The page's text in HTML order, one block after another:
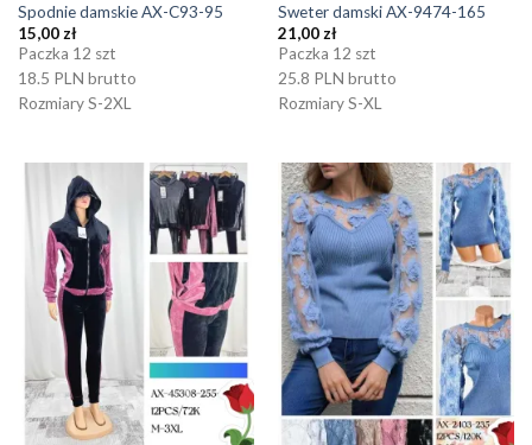
Spodnie damskie AX-C93-95
15,00 zł
Paczka 12 szt
18.5 PLN brutto
Rozmiary S-2XL
Sweter damski AX-9474-165
21,00 zł
Paczka 12 szt
25.8 PLN brutto
Rozmiary S-XL